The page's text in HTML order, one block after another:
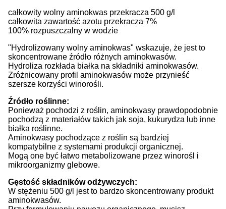
całkowity wolny aminokwas przekracza 500 g/l
całkowita zawartość azotu przekracza 7%
100% rozpuszczalny w wodzie
"Hydrolizowany wolny aminokwas" wskazuje, że jest to
skoncentrowane źródło różnych aminokwasów.
Hydroliza rozkłada białka na składniki aminokwasów.
Zróżnicowany profil aminokwasów może przynieść
szersze korzyści winorośli.
Źródło roślinne:
Ponieważ pochodzi z roślin, aminokwasy prawdopodobnie
pochodzą z materiałów takich jak soja, kukurydza lub inne
białka roślinne.
Aminokwasy pochodzące z roślin są bardziej
kompatybilne z systemami produkcji organicznej.
Mogą one być łatwo metabolizowane przez winorośl i
mikroorganizmy glebowe.
Gęstość składników odżywczych:
W stężeniu 500 g/l jest to bardzo skoncentrowany produkt
aminokwasów.